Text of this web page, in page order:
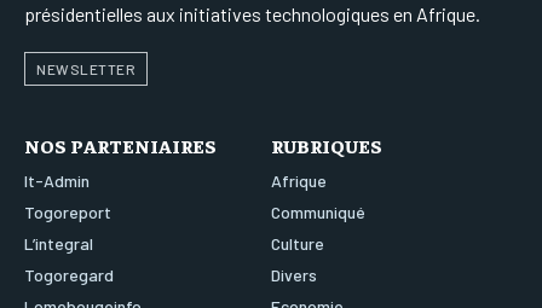
présidentielles aux initiatives technologiques en Afrique.
NEWSLETTER
NOS PARTENIAIRES
It-Admin
Togoreport
L’integral
Togoregard
RUBRIQUES
Afrique
Communiqué
Culture
Divers